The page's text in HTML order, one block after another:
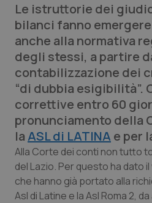
Lettere al direttore
Edizioni Regionali
QS Pro
Professionisti Sanitari.AI
Abruzzo
Basilicata
QS Pro Gold
Artrite & artrosi
QS Club Newsletter
Le istruttorie dei
bilanci fanno
anche alla normativa
degli stessi, a partire
contabilizzazione dei
“di dubbia esigibilità”.
correttive entro 60
pronunciamento della
laASL di LATINAe per
Alla Corte dei conti non tutto
del Lazio. Per questo ha dato
che hanno già portato alla
Asl di Latine e la Asl Roma 2,